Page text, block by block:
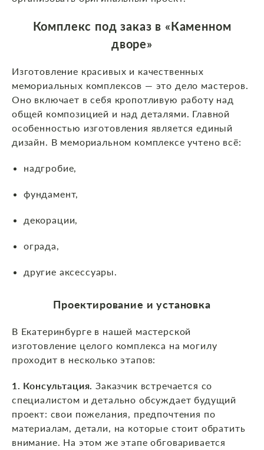
Комплекс под заказ в «Каменном
дворе»
Изготовление красивых и качественных
мемориальных комплексов — это дело мастеров.
Оно включает в себя кропотливую работу над
общей композицией и над деталями. Главной
особенностью изготовления является единый
дизайн. В мемориальном комплексе учтено всё:
надгробие,
фундамент,
декорации,
ограда,
другие аксессуары.
Проектирование и установка
В Екатеринбурге в нашей мастерской
изготовление целого комплекса на могилу
проходит в несколько этапов:
1. Консультация. Заказчик встречается со
специалистом и детально обсуждает будущий
проект: свои пожелания, предпочтения по
материалам, детали, на которые стоит обратить
внимание. На этом же этапе обговаривается